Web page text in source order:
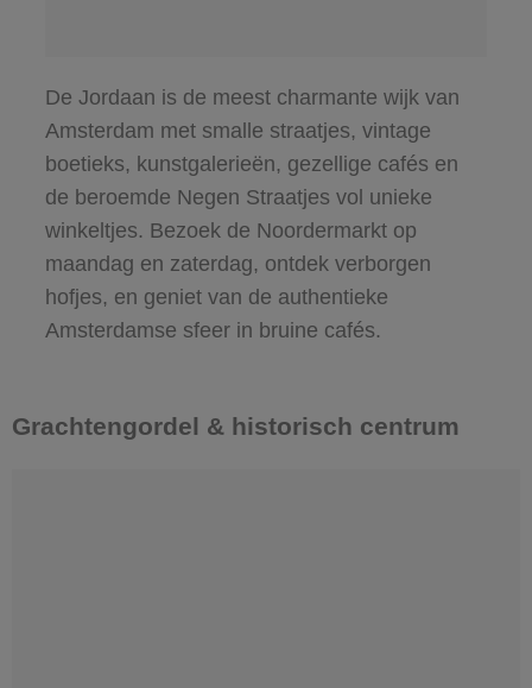
De Jordaan is de meest charmante wijk van
Amsterdam met smalle straatjes, vintage
boetieks, kunstgalerieën, gezellige cafés en
de beroemde Negen Straatjes vol unieke
winkeltjes. Bezoek de Noordermarkt op
maandag en zaterdag, ontdek verborgen
hofjes, en geniet van de authentieke
Amsterdamse sfeer in bruine cafés.
Grachtengordel & historisch centrum